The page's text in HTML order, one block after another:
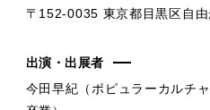
〒152-0035 東京都目黒区自
出演・出展者
今田早紀（ポピュラーカルチ